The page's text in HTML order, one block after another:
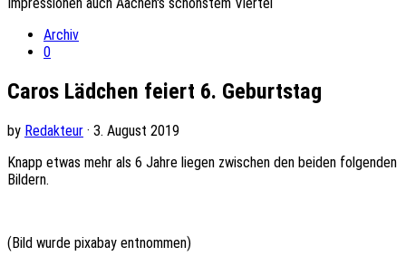
Impressionen auch Aachen's schönstem Viertel
Archiv
0
Caros Lädchen feiert 6. Geburtstag
by Redakteur · 3. August 2019
Knapp etwas mehr als 6 Jahre liegen zwischen den beiden folgenden
Bildern.
(Bild wurde pixabay entnommen)